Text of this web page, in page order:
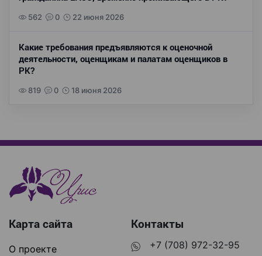
562 0 22 июня 2026
Какие требования предъявляются к оценочной
деятельности, оценщикам и палатам оценщиков в
РК?
819 0 18 июня 2026
Карта сайта
О проекте
Контакты
+7 (708) 972-32-95